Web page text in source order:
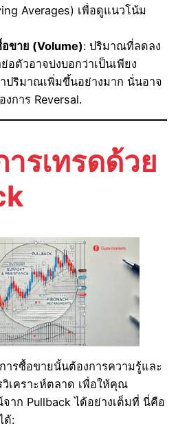
Averages) เพื่อดูแนวโน้ม
ขาย (Volume): ปริมาณที่ลดลง
ตัวอาจบ่งบอกว่าเป็นเพียง
ปริมาณเพิ่มขึ้นอย่างมาก นั่นอาจ
การ Reversal.
รเทรดด้วย
ารซื้อขายนั้นต้องการความรู้และ
เคราะห์ตลาด เพื่อให้คุณ
าก Pullback ได้อย่างเต็มที่ นี่คือ
ด้: